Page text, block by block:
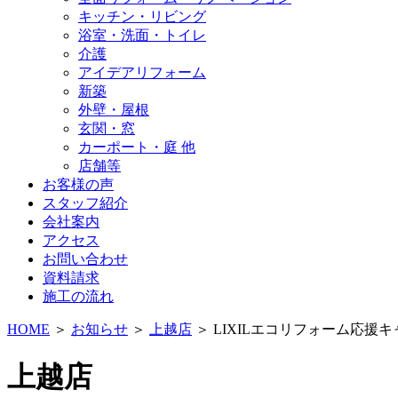
キッチン・リビング
浴室・洗面・トイレ
介護
アイデアリフォーム
新築
外壁・屋根
玄関・窓
カーポート・庭 他
店舗等
お客様の声
スタッフ紹介
会社案内
アクセス
お問い合わせ
資料請求
施工の流れ
HOME ＞ お知らせ ＞ 上越店 ＞ LIXILエコリフォーム応援キ
上越店